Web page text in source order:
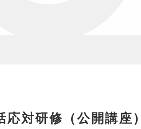
応対研修（公開講座）